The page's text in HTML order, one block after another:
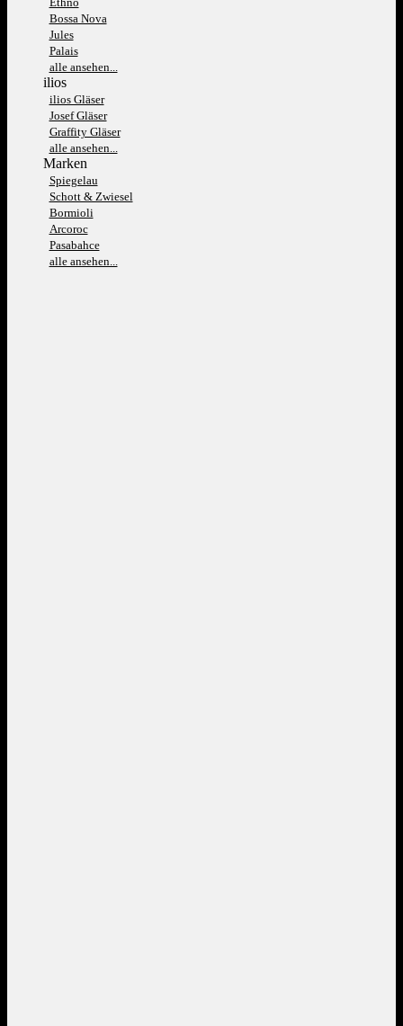
Bossa Nova
Jules
Palais
alle ansehen...
ilios
ilios Gläser
Josef Gläser
Graffity Gläser
alle ansehen...
Marken
Spiegelau
Schott & Zwiesel
Bormioli
Arcoroc
Pasabahce
alle ansehen...